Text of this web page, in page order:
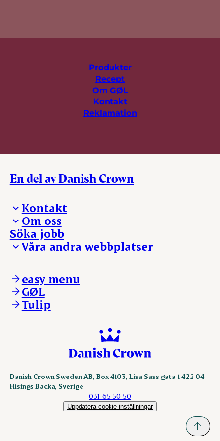
Produkter
Recept
Om GØL
Kontakt
Reklamation
En del av Danish Crown
Kontakt
Presskontakt – För dig som är journalist
Reklamation
Visselblåsning
Om oss
Vi tar ledningen
Våra ställen
Söka jobb
Våra andra webbplatser
ESS-FOOD.com
KLS.se
nordicspoor.com
easy menu
GØL
Tulip
Danish Crown Sweden AB, Box 4103, Lisa Sass gata 1 422 04
Hisings Backa, Sverige
031-65 50 50
Uppdatera cookie-inställningar